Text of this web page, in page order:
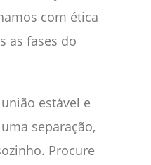
com ética
as fases do
estável e
separação,
Procure